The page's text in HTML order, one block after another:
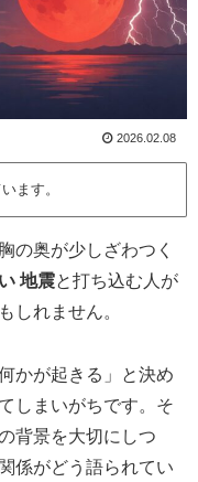
2026.02.08
ます。
の奥が少しざわつく
地震と打ち込む人が
しれません。
かが起きる」と決め
しまいがちです。そ
背景を大切にしつ
係がどう語られてい